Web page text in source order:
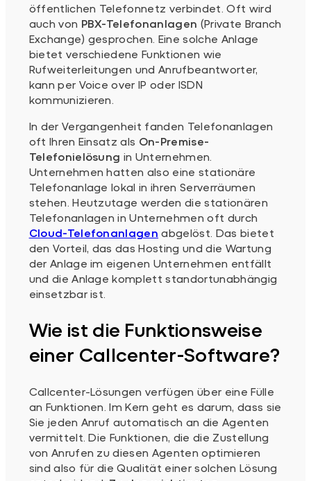
öffentlichen Telefonnetz verbindet. Oft wird
auch von PBX-Telefonanlagen (Private Branch
Exchange) gesprochen. Eine solche Anlage
bietet verschiedene Funktionen wie
Rufweiterleitungen und Anrufbeantworter,
kann per Voice over IP oder ISDN
kommunizieren.
In der Vergangenheit fanden Telefonanlagen
oft Ihren Einsatz als On-Premise-
Telefonielösung in Unternehmen.
Unternehmen hatten also eine stationäre
Telefonanlage lokal in ihren Serverräumen
stehen. Heutzutage werden die stationären
Telefonanlagen in Unternehmen oft durch
Cloud-Telefonanlagen abgelöst. Das bietet
den Vorteil, das das Hosting und die Wartung
der Anlage im eigenen Unternehmen entfällt
und die Anlage komplett standortunabhängig
einsetzbar ist.
Wie ist die Funktionsweise
einer Callcenter-Software?
Callcenter-Lösungen verfügen über eine Fülle
an Funktionen. Im Kern geht es darum, dass sie
Sie jeden Anruf automatisch an die Agenten
vermittelt. Die Funktionen, die die Zustellung
von Anrufen zu diesen Agenten optimieren
sind also für die Qualität einer solchen Lösung